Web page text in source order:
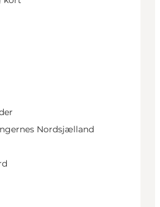
Nordsjælland